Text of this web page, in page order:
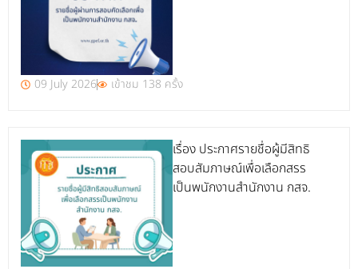
09 July 2026 เข้าชม 138 ครั้ง
เรื่อง ประกาศรายชื่อผู้มีสิทธิ
สอบสัมภาษณ์เพื่อเลือกสรร
เป็นพนักงานสำนักงาน กสจ.